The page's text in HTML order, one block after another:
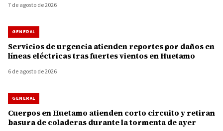
7 de agosto de 2026
GENERAL
Servicios de urgencia atienden reportes por daños en
líneas eléctricas tras fuertes vientos en Huetamo
6 de agosto de 2026
GENERAL
Cuerpos en Huetamo atienden corto circuito y retiran
basura de coladeras durante la tormenta de ayer